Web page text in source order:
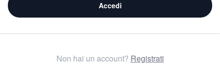
Accedi
Non hai un account? Registrati